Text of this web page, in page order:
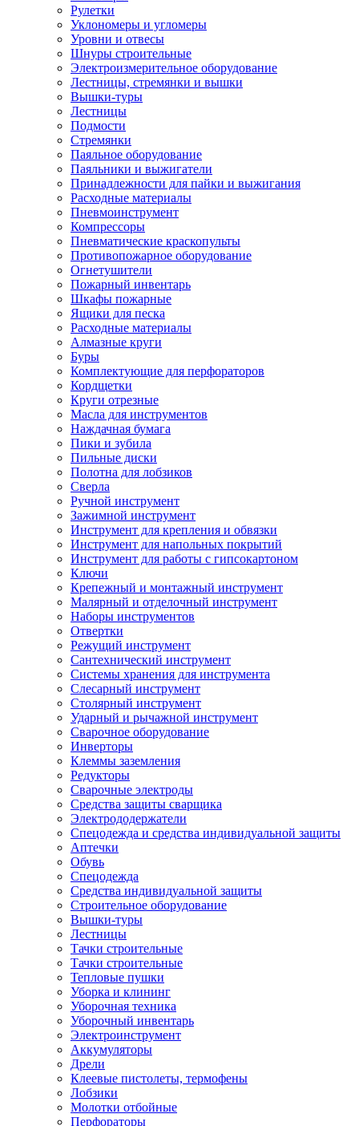
Рулетки
Уклономеры и угломеры
Уровни и отвесы
Шнуры строительные
Электроизмерительное оборудование
Лестницы, стремянки и вышки
Вышки-туры
Лестницы
Подмости
Стремянки
Паяльное оборудование
Паяльники и выжигатели
Принадлежности для пайки и выжигания
Расходные материалы
Пневмоинструмент
Компрессоры
Пневматические краскопульты
Противопожарное оборудование
Огнетушители
Пожарный инвентарь
Шкафы пожарные
Ящики для песка
Расходные материалы
Алмазные круги
Буры
Комплектующие для перфораторов
Кордщетки
Круги отрезные
Масла для инструментов
Наждачная бумага
Пики и зубила
Пильные диски
Полотна для лобзиков
Сверла
Ручной инструмент
Зажимной инструмент
Инструмент для крепления и обвязки
Инструмент для напольных покрытий
Инструмент для работы с гипсокартоном
Ключи
Крепежный и монтажный инструмент
Малярный и отделочный инструмент
Наборы инструментов
Отвертки
Режущий инструмент
Сантехнический инструмент
Системы хранения для инструмента
Слесарный инструмент
Столярный инструмент
Ударный и рычажной инструмент
Сварочное оборудование
Инверторы
Клеммы заземления
Редукторы
Сварочные электроды
Средства защиты сварщика
Электрододержатели
Спецодежда и средства индивидуальной защиты
Аптечки
Обувь
Спецодежда
Средства индивидуальной защиты
Строительное оборудование
Вышки-туры
Лестницы
Тачки строительные
Тачки строительные
Тепловые пушки
Уборка и клининг
Уборочная техника
Уборочный инвентарь
Электроинструмент
Аккумуляторы
Дрели
Клеевые пистолеты, термофены
Лобзики
Молотки отбойные
Перфораторы